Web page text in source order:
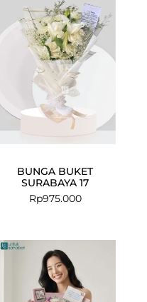
BUNGA BUKET
SURABAYA 17
Rp975.000